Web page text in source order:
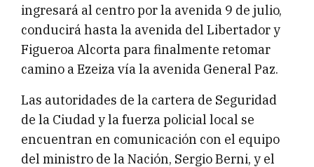
ingresará al centro por la avenida 9 de julio,
conducirá hasta la avenida del Libertador y
Figueroa Alcorta para finalmente retomar
camino a Ezeiza vía la avenida General Paz.
Las autoridades de la cartera de Seguridad
de la Ciudad y la fuerza policial local se
encuentran en comunicación con el equipo
del ministro de la Nación, Sergio Berni, y el